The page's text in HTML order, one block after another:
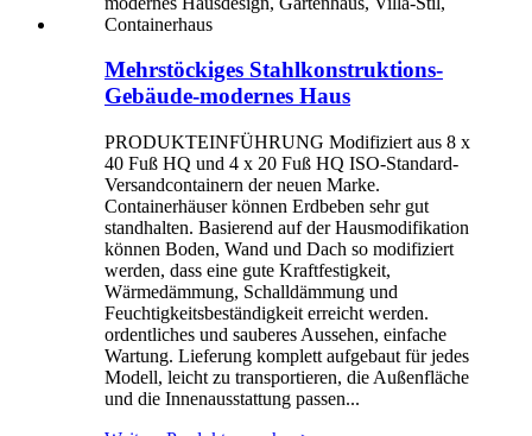
Mehrstöckiges Stahlkonstruktions-
Gebäude-modernes Haus
PRODUKTEINFÜHRUNG Modifiziert aus 8 x
40 Fuß HQ und 4 x 20 Fuß HQ ISO-Standard-
Versandcontainern der neuen Marke.
Containerhäuser können Erdbeben sehr gut
standhalten. Basierend auf der Hausmodifikation
können Boden, Wand und Dach so modifiziert
werden, dass eine gute Kraftfestigkeit,
Wärmedämmung, Schalldämmung und
Feuchtigkeitsbeständigkeit erreicht werden.
ordentliches und sauberes Aussehen, einfache
Wartung. Lieferung komplett aufgebaut für jedes
Modell, leicht zu transportieren, die Außenfläche
und die Innenausstattung passen...